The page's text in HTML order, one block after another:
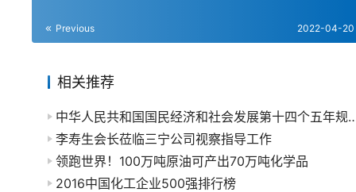
Previous 2022-04-20
相关推荐
中华人民共和国国民经济和社会发展
李寿生会长莅临三宁公司视察指导工作
领跑世界！100万吨原油可产出70万吨化学品
2016中国化工企业500强排行榜